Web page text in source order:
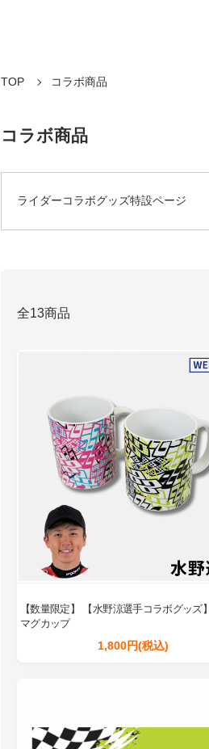
TOP コラボ商品
コラボ商品
ライダーコラボグッズ特設ページ
全13商品
【数量限定】 【水野涼選手コラボグッズ】
マグカップ
1,800円(税込)